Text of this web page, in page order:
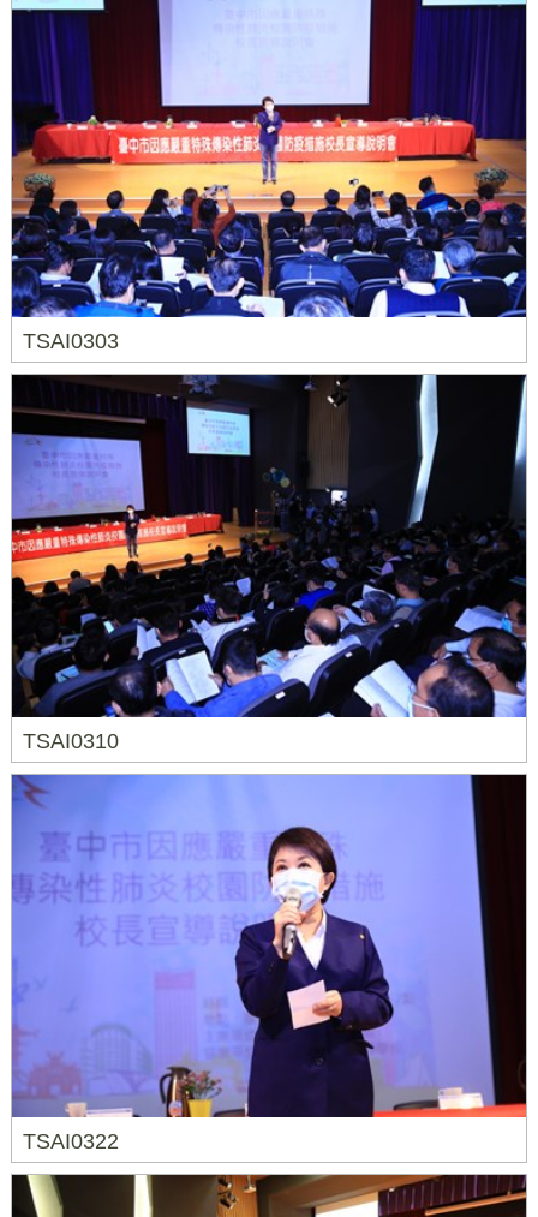
TSAI0303
TSAI0310
TSAI0322